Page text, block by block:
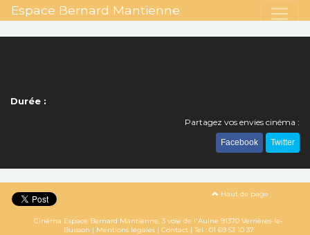
Espace Bernard Mantienne
Durée :
Partagez vos envies cinéma :
Facebook Twitter
Haut de page
Cinéma Espace Bernard Mantienne, 3 voie de l'Aulne 91370 Verrières-le-
Buisson | Mentions légales| Contact| Tel : 01 69 53 10 37